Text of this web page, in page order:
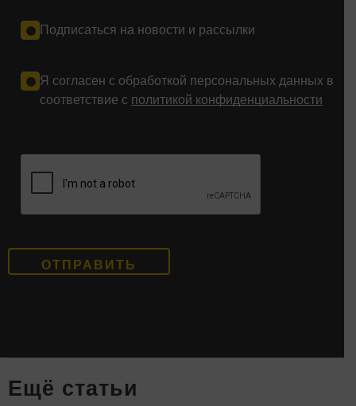
Подписаться на новости и рассылки
Я согласен с обработкой персональных данных в
соответствие с политикой конфиденциальности
Eщё статьи